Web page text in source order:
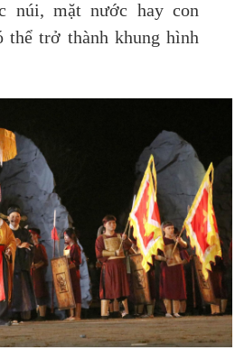
núi, mặt nước hay con
thể trở thành khung hình